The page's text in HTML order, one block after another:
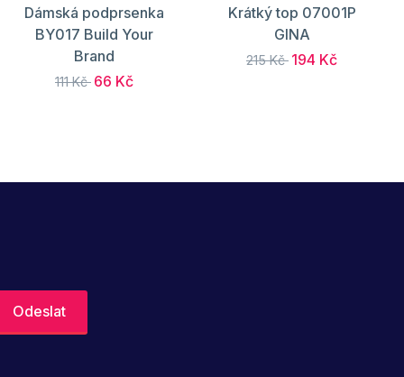
Dámská podprsenka
BY017 Build Your
Brand
111 Kč 66 Kč
Krátký top 07001P
GINA
215 Kč 194 Kč